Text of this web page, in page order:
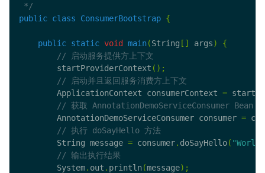
*/
public class ConsumerBootstrap {
public static void main(String [] args)
{
        startProviderContext
();
        ApplicationContext consumerContext
=
        AnnotationDemoServiceConsumer consumer
=
        String message
= consumer. doSayHello( "World"
        System
. out . println(message);